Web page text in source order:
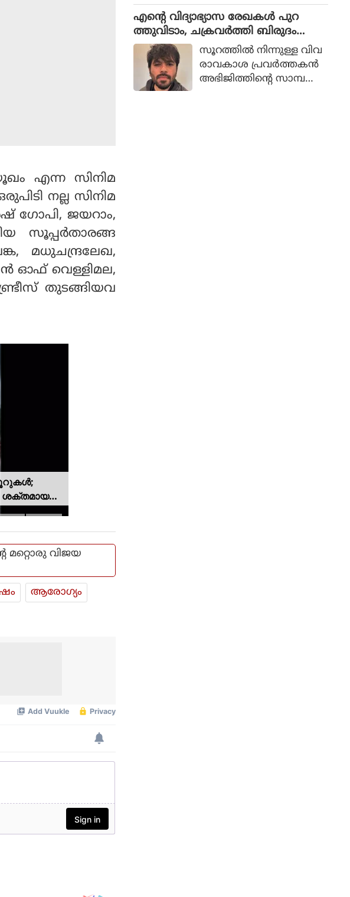
എന്ന സിനിമ
നല്ല സിനിമ
ഗോപി, ജയറാം,
സൂപ്പര്‍താരങ്ങ
മധുചന്ദ്രലേഖ,
ഓഫ് വെള്ളിമല,
തുടങ്ങിയവ
ശക്തമായ
മറ്റൊരു വിജയ
ആരോഗ്യം
ങ്ങള്‍.
യാണെന്ന് ഗതാഗത വ
കുപ്പ് മന്ത്രി സി.പി. ജോണ്‍
പറഞ്ഞു. സ്വാതന്ത്ര്യത്തിനു
മുമ്പ് തിരുവിതാംകൂര്‍ ആ
രംഭിച്ച കെഎസ്ആര്‍ടിസി
നിരവധി പ്രതിസന്ധികള്‍
എന്റെ വിദ്യാഭ്യാസ രേഖകള്‍ പുറ
ത്തുവിടാം, ചക്രവര്‍ത്തി ബിരുദം
കാണിക്കുമോ: പ്രധാനമന്ത്രിയെ
വെല്ലുവിളിച്ച് സിജെപി സ്ഥാപകന്‍
സൂറത്തില്‍ നിന്നുള്ള വിവ
രാവകാശ പ്രവര്‍ത്തകന്‍
അഭിജിത്തിന്റെ സാമ്പ